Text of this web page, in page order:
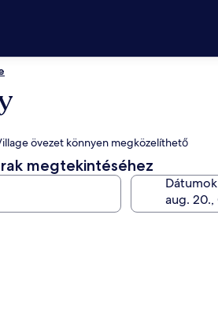
övezet könnyen megközelíthető
megtekintéséhez
Dátumok